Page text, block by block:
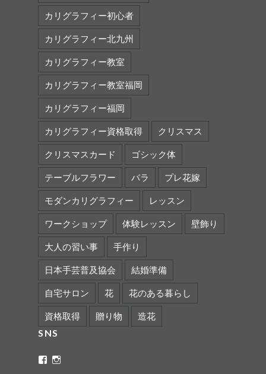
カリグラフィー初心者
カリグラフィー北九州
カリグラフィー教室
カリグラフィー教室福岡
カリグラフィー福岡
カリグラフィー資格取得 クリスマス
クリスマスカード ゴシック体
テーブルフラワー バラ プレ花嫁
モダンカリグラフィー レッスン
ワークショップ 体験レッスン 壁飾り
大人の習い事 手作り
日本手芸普及協会 結婚準備
自宅サロン 花 花のある暮らし
資格取得 贈り物 造花
SNS
ritaflower.calligraphy